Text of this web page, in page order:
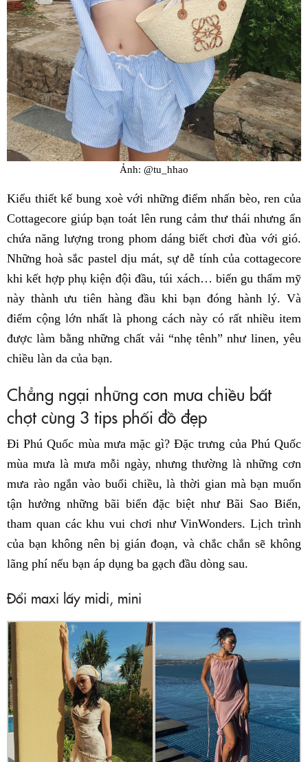
Ảnh: @tu_hhao
Kiểu thiết kế bung xoè với những điểm nhấn bèo, ren của
Cottagecore giúp bạn toát lên rung cảm thư thái nhưng ẩn
chứa năng lượng trong phom dáng biết chơi đùa với gió.
Những hoà sắc pastel dịu mát, sự dễ tính của cottagecore
khi kết hợp phụ kiện đội đầu, túi xách… biến gu thẩm mỹ
này thành ưu tiên hàng đầu khi bạn đóng hành lý. Và
điểm cộng lớn nhất là phong cách này có rất nhiều item
được làm bằng những chất vải “nhẹ tênh” như linen, yêu
chiều làn da của bạn.
Chẳng ngại những cơn mưa chiều bất
chợt cùng 3 tips phối đồ đẹp
Đi Phú Quốc mùa mưa mặc gì? Đặc trưng của Phú Quốc
mùa mưa là mưa mỗi ngày, nhưng thường là những cơn
mưa rào ngắn vào buổi chiều, là thời gian mà bạn muốn
tận hưởng những bãi biển đặc biệt như Bãi Sao Biển,
tham quan các khu vui chơi như VinWonders. Lịch trình
của bạn không nên bị gián đoạn, và chắc chắn sẽ không
lãng phí nếu bạn áp dụng ba gạch đầu dòng sau.
Đổi maxi lấy midi, mini